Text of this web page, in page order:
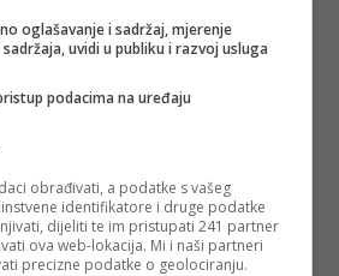
novca, sve traje vječno. Osoba s
neki ugovor s njima, a taj ugovor
sigurnost i mogućnost oporavka
razvijena uz podršku američke
stroge standarde šifriranja i
Predmetni model S200
FIPS 140-2 nivoa 3,
na neovlaštene promjene i
ključeva.
oglašavanje i sadržaj, mjerenje
uvidi u publiku i razvoj usluga
podacima na uređaju
obrađivati, a podatke s vašeg
identifikatore i druge podatke
dijeliti te im pristupati 241 partner
ova web-lokacija. Mi i naši partneri
precizne podatke o geolociranju.